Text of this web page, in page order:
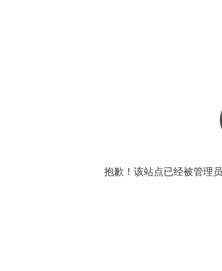
抱歉！该站点已经被管理